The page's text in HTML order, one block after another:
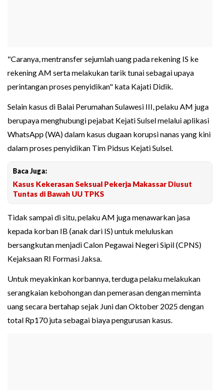
"Caranya, mentransfer sejumlah uang pada rekening IS ke
rekening AM serta melakukan tarik tunai sebagai upaya
perintangan proses penyidikan" kata Kajati Didik.
Selain kasus di Balai Perumahan Sulawesi III, pelaku AM juga
berupaya menghubungi pejabat Kejati Sulsel melalui aplikasi
WhatsApp (WA) dalam kasus dugaan korupsi nanas yang kini
dalam proses penyidikan Tim Pidsus Kejati Sulsel.
Baca Juga:
Kasus Kekerasan Seksual Pekerja Makassar Diusut
Tuntas di Bawah UU TPKS
Tidak sampai di situ, pelaku AM juga menawarkan jasa
kepada korban IB (anak dari IS) untuk meluluskan
bersangkutan menjadi Calon Pegawai Negeri Sipil (CPNS)
Kejaksaan RI Formasi Jaksa.
Untuk meyakinkan korbannya, terduga pelaku melakukan
serangkaian kebohongan dan pemerasan dengan meminta
uang secara bertahap sejak Juni dan Oktober 2025 dengan
total Rp170 juta sebagai biaya pengurusan kasus.